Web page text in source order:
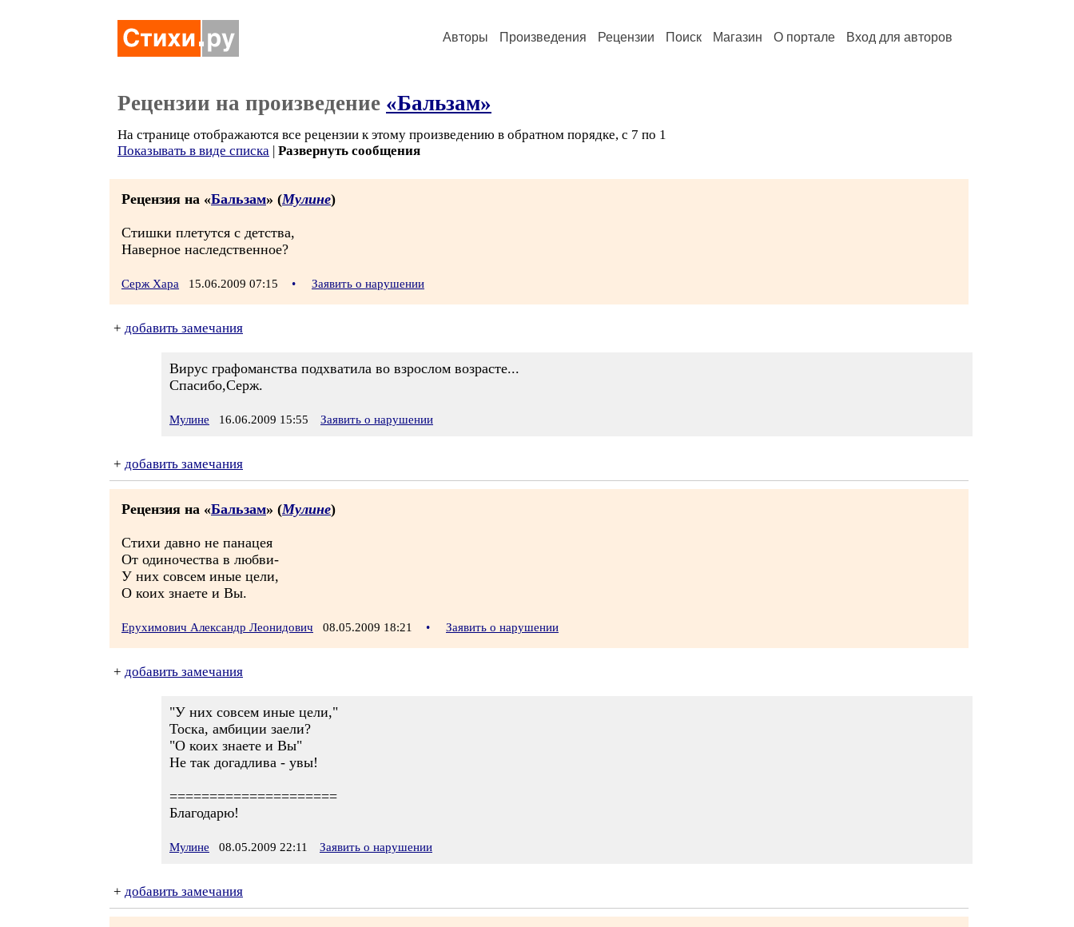
Авторы Произведения Рецензии Поиск Магазин О портале Вход для авторов
Рецензии на произведение «Бальзам»
На странице отображаются все рецензии к этому произведению в обратном порядке, с 7 по 1
Показывать в виде списка | Развернуть сообщения
Рецензия на «Бальзам» (Мулине)
Стишки плетутся с детства,
Наверное наследственное?
Серж Хара 15.06.2009 07:15 • Заявить о нарушении
+ добавить замечания
Вирус графоманства подхватила во взрослом возрасте...
Спасибо,Серж.
Мулине 16.06.2009 15:55 Заявить о нарушении
+ добавить замечания
Рецензия на «Бальзам» (Мулине)
Стихи давно не панацея
От одиночества в любви-
У них совсем иные цели,
О коих знаете и Вы.
Ерухимович Александр Леонидович 08.05.2009 18:21 • Заявить о нарушении
+ добавить замечания
"У них совсем иные цели,"
Тоска, амбиции заели?
"О коих знаете и Вы"
Не так догадлива - увы!
=====================
Благодарю!
Мулине 08.05.2009 22:11 Заявить о нарушении
+ добавить замечания